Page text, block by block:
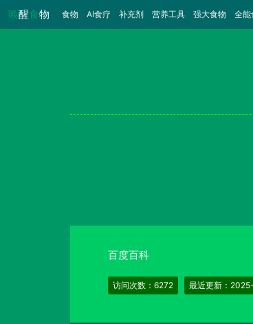
唤醒食物 食物 （当前）
AI食疗 补充剂 营养工具 强大食物 全能
百度百科
访问次数：6272 最近更新：